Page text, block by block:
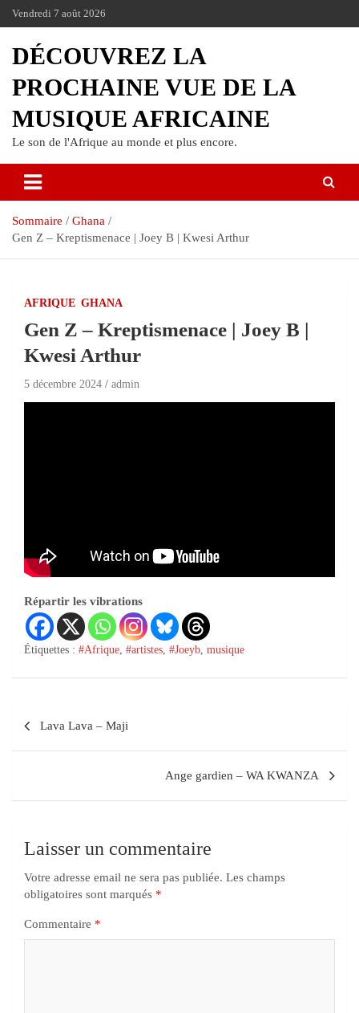
Vendredi 7 août 2026
DÉCOUVREZ LA
PROCHAINE VUE DE LA
MUSIQUE AFRICAINE
Le son de l'Afrique au monde et plus encore.
Sommaire
Ghana
Gen Z – Kreptismenace | Joey B | Kwesi Arthur
AFRIQUE GHANA
Gen Z – Kreptismenace | Joey B |
Kwesi Arthur
5 décembre 2024 admin
Répartir les vibrations
Étiquettes : #Afrique, #artistes, #Joeyb, musique
Lava Lava – Maji
Ange gardien – WA KWANZA
Laisser un commentaire
Votre adresse email ne sera pas publiée. Les champs
obligatoires sont marqués *
Commentaire *